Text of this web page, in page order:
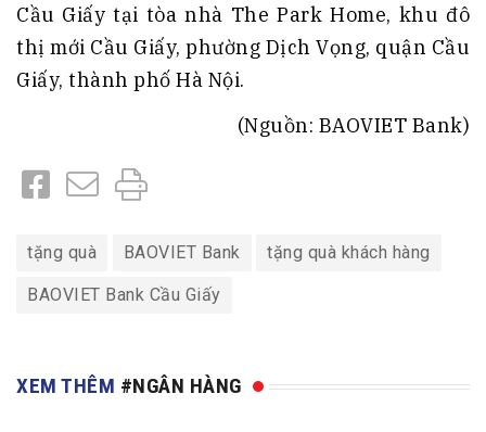
Cầu Giấy tại tòa nhà The Park Home, khu đô
thị mới Cầu Giấy, phường Dịch Vọng, quận Cầu
Giấy, thành phố Hà Nội.
(Nguồn: BAOVIET Bank)
tặng quà BAOVIET Bank tặng quà khách hàng
BAOVIET Bank Cầu Giấy
XEM THÊM #NGÂN HÀNG